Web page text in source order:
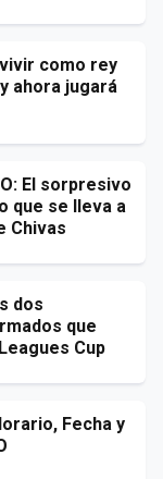
como rey
ahora jugará
El sorpresivo
que se lleva a
Chivas
dos
que
Cup
Fecha y